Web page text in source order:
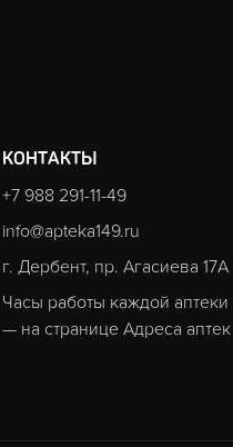
КОНТАКТЫ
+7 988 291-11-49
info@apteka149.ru
г. Дербент, пр. Агасиева 17А
Часы работы каждой аптеки
— на странице Адреса аптек